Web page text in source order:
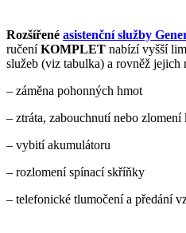
Rozšířené asistenční služby
ručeníKOMPLET nabízí vyšší
služeb (viz tabulka) a rovněž jejich
– záměna pohonných hmot
– ztráta, zabouchnutí nebo zlomení
– vybití akumulátoru
– rozlomení spínací skříňky
– telefonické tlumočení a předání